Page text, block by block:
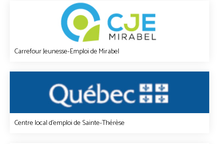
Carrefour Jeunesse-Emploi de Mirabel
Centre local d'emploi de Sainte-Thérèse